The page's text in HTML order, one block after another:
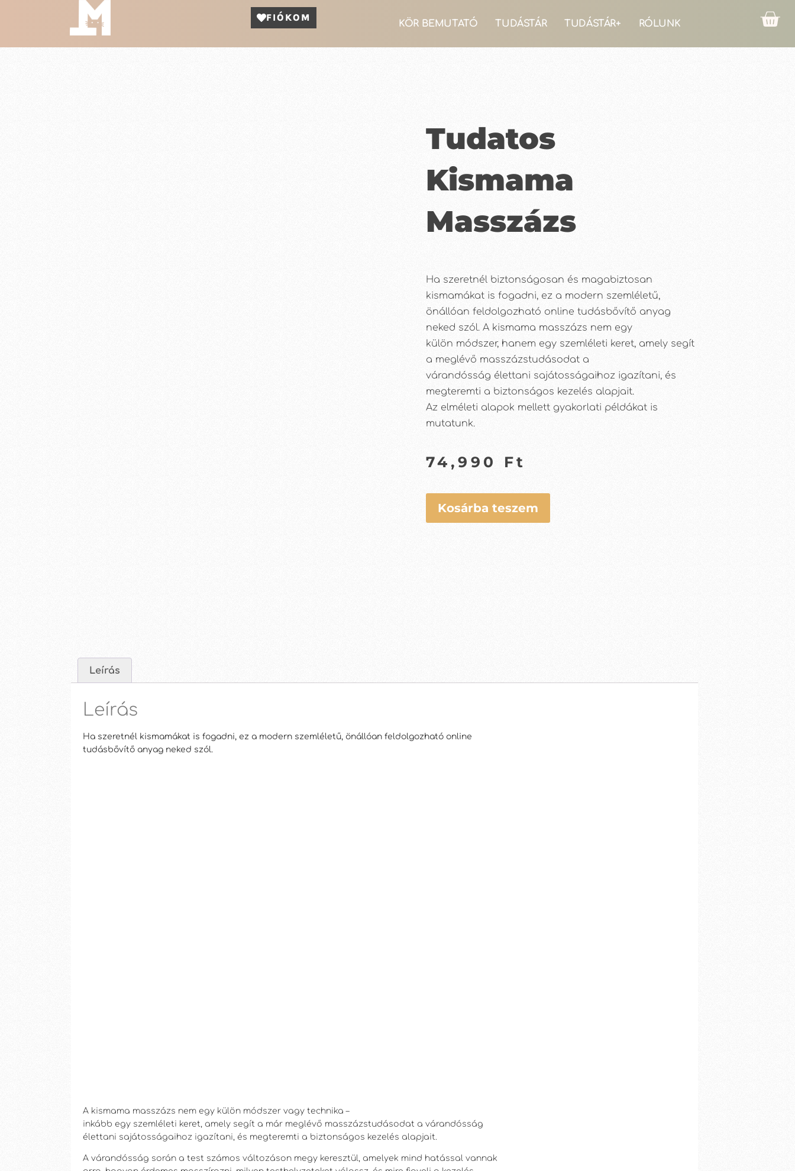
FIÓKOM
KÖR BEMUTATÓ TUDÁSTÁR TUDÁSTÁR+ RÓLUNK
Tudatos
Kismama
Masszázs
Ha szeretnél biztonságosan és magabiztosan
kismamákat is fogadni, ez a modern szemléletű,
önállóan feldolgozható online tudásbővítő anyag
neked szól. A kismama masszázs nem egy
külön módszer, hanem egy szemléleti keret, amely segít
a meglévő masszázstudásodat a
várandósság élettani sajátosságaihoz igazítani, és
megteremti a biztonságos kezelés alapjait.
Az elméleti alapok mellett gyakorlati példákat is
mutatunk.
74,990 Ft
Kosárba teszem
Leírás
Leírás
Ha szeretnél kismamákat is fogadni, ez a modern szemléletű, önállóan feldolgozható online
tudásbővítő anyag neked szól.
A kismama masszázs nem egy külön módszer vagy technika –
inkább egy szemléleti keret, amely segít a már meglévő masszázstudásodat a várandósság
élettani sajátosságaihoz igazítani, és megteremti a biztonságos kezelés alapjait.
A várandósság során a test számos változáson megy keresztül, amelyek mind hatással vannak